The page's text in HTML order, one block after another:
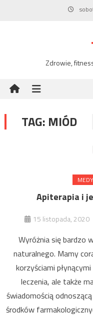
Zdrowie,
TAG: MIÓD
Apiterapia i
15 listopada, 2020
Wyróżnia się bardzo
naturalnego. Mamy
korzyściami
leczenia, ale także
świadomością
środków